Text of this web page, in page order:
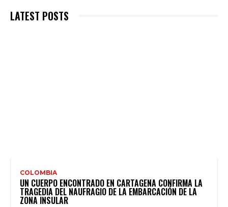
LATEST POSTS
COLOMBIA
UN CUERPO ENCONTRADO EN CARTAGENA CONFIRMA LA
TRAGEDIA DEL NAUFRAGIO DE LA EMBARCACIÓN DE LA
ZONA INSULAR